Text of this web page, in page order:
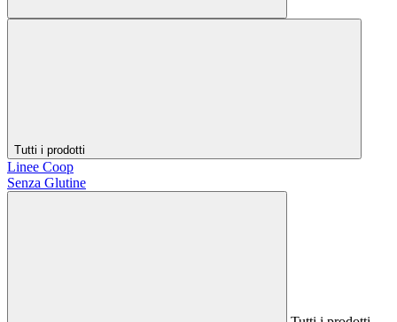
Tutti i prodotti
Linee Coop
Senza Glutine